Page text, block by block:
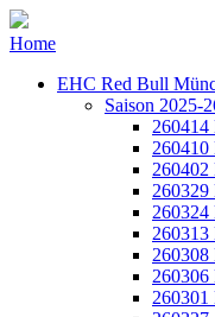
Home
EHC Red Bull
Saison 2025-
260410
260324
260313
260308
260306